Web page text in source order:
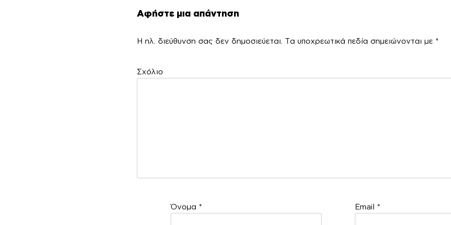
Αφήστε μια απάντηση
Η ηλ. διεύθυνση σας δεν δημοσιεύεται. Τα υποχρεωτικά πεδία σημειώνονται με *
Όνομα * Email *